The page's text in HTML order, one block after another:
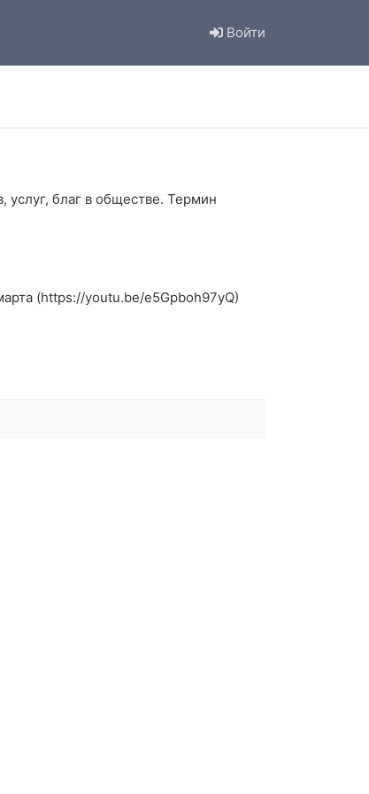
Войти
благ в обществе. Термин
(https://youtu.be/e5Gpboh97yQ)